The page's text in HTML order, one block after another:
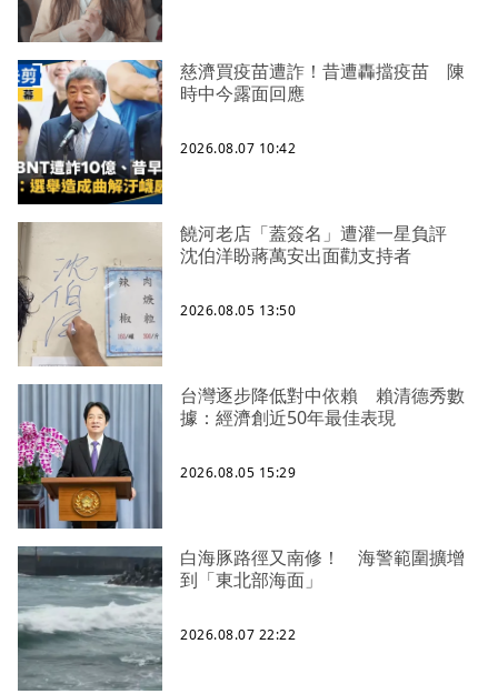
慈濟買疫苗遭詐！昔遭轟擋疫苗 陳
時中今露面回應
2026.08.07 10:42
饒河老店「蓋簽名」遭灌一星負評
沈伯洋盼蔣萬安出面勸支持者
2026.08.05 13:50
台灣逐步降低對中依賴 賴清德秀數
據：經濟創近50年最佳表現
2026.08.05 15:29
白海豚路徑又南修！ 海警範圍擴增
到「東北部海面」
2026.08.07 22:22